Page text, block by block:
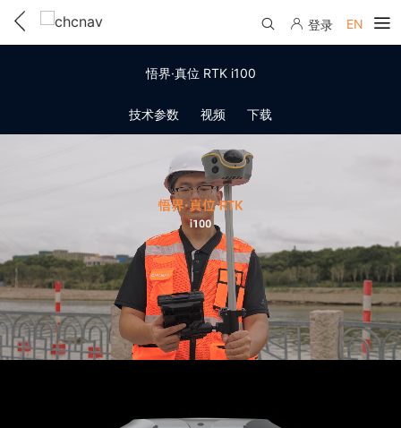
服务支持
线上自助寄修
维修进度查询
售前问答
行业无忧
国内授权经销
申请成为伙伴
资讯中心
了解华测
登录 EN
悟界·真位 RTK i100
技术参数 视频 下载